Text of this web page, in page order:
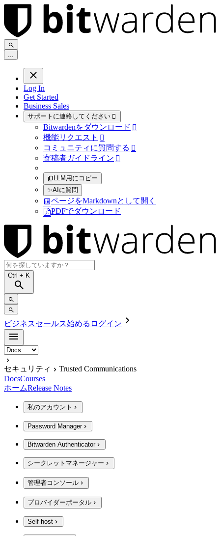
...
Log In
Get Started
Business Sales
サポートに連絡してください 
Bitwardenをダウンロード 
機能リクエスト 
コミュニティに質問する 
寄稿者ガイドライン 
LLM用にコピー
✨AIに質問
ページをMarkdownとして開く
PDFでダウンロード
Ctrl + K
ビジネスセールス始める ログイン
セキュリティ
Trusted Communications
DocsCourses
ホームRelease Notes
私のアカウント
Password Manager
Bitwarden Authenticator
シークレットマネージャー
管理者コンソール
プロバイダーポータル
Self-host